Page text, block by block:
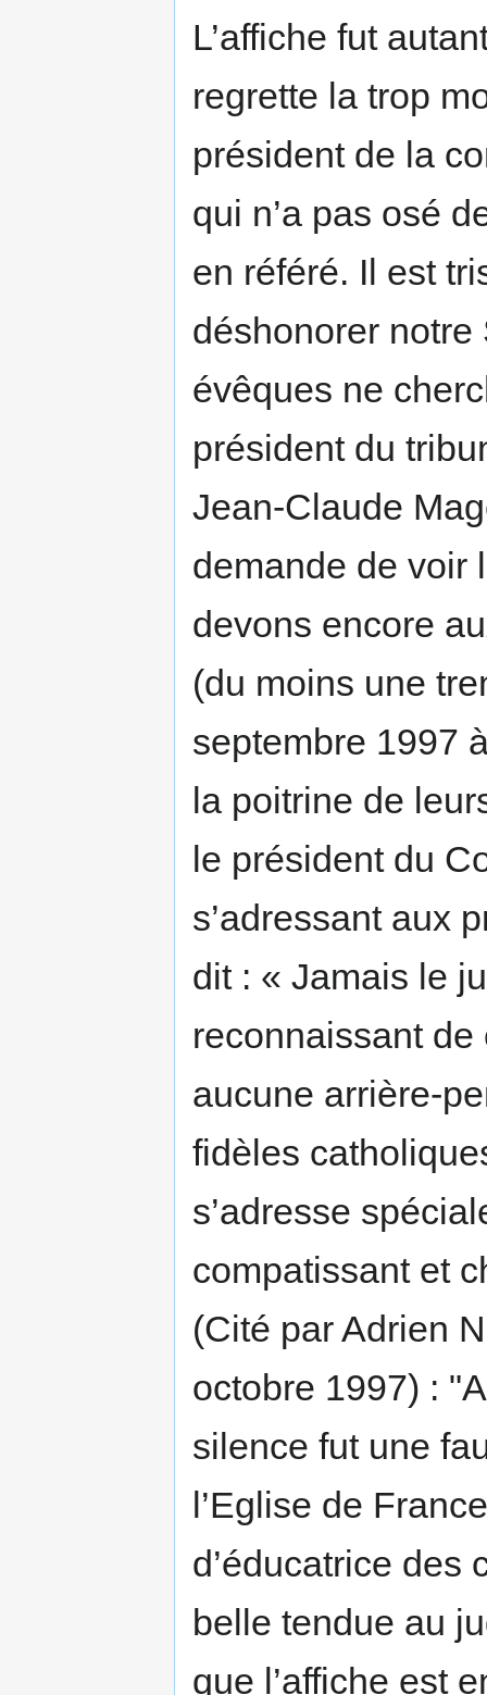
L’affiche fut
regrette la trop
président de la
qui n’a pas osé
en référé. Il est
déshonorer notre
évêques ne
président du
Jean-Claude
demande de voir
devons encore
(du moins une
septembre 1997
la poitrine de
le président du
s’adressant aux
dit : « Jamais le
reconnaissant
aucune arrière-
fidèles
s’adresse
compatissant et
(Cité par Adrien
octobre 1997) :
silence fut une
l’Eglise de
d’éducatrice des
belle tendue au
que l’affiche est